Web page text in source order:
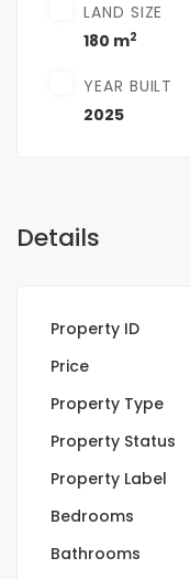
LAND SIZE
180 m2
YEAR BUILT
2025
Details
Property ID
Price
Property Type
Property Status
Property Label
Bedrooms
Bathrooms